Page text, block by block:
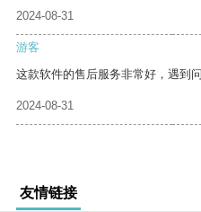
2024-08-31
游客
这款软件的售后服务非常好，遇到
2024-08-31
友情链接